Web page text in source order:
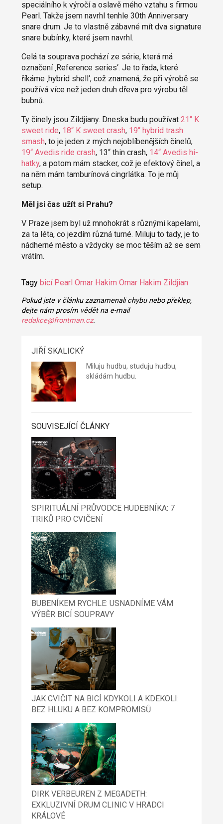
speciálního k výročí a oslavě mého vztahu s firmou
Pearl. Takže jsem navrhl tenhle 30th Anniversary
snare drum. Je to vlastně zábavné mít dva signature
snare bubínky, které jsem navrhl.
Celá ta souprava pochází ze série, která má
označení ‚Reference series‘. Je to řada, které
říkáme ‚hybrid shell‘, což znamená, že při výrobě se
používá více než jeden druh dřeva pro výrobu těl
bubnů.
Ty činely jsou Zildjiany. Dneska budu používat 21“ K
sweet ride, 18“ K sweet crash, 19“ hybrid trash
smash, to je jeden z mých nejoblíbenějších činelů,
19“ Avedis ride crash, 13“ thin crash, 14“ Avedis hi-
hatky, a potom mám stacker, což je efektový činel, a
na něm mám tamburínová cingrlátka. To je můj
setup.
Měl jsi čas užít si Prahu?
V Praze jsem byl už mnohokrát s různými kapelami,
za ta léta, co jezdím různá turné. Miluju to tady, je to
nádherné město a vždycky se moc těším až se sem
vrátím.
Tagy bicí Pearl Omar Hakim Omar Hakim Zildjian
Pokud jste v článku zaznamenali chybu nebo překlep,
dejte nám prosím vědět na e-mail
redakce@frontman.cz.
JIŘÍ SKALICKÝ
Miluju hudbu, studuju hudbu,
skládám hudbu.
SOUVISEJÍCÍ ČLÁNKY
SPIRITUÁLNÍ PRŮVODCE HUDEBNÍKA: 7
TRIKŮ PRO CVIČENÍ
BUBENÍKEM RYCHLE: USNADNÍME VÁM
VÝBĚR BICÍ SOUPRAVY
JAK CVIČIT NA BICÍ KDYKOLI A KDEKOLI:
BEZ HLUKU A BEZ KOMPROMISŮ
DIRK VERBEUREN Z MEGADETH:
EXKLUZIVNÍ DRUM CLINIC V HRADCI
KRÁLOVÉ